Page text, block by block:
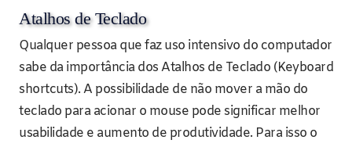
Atalhos de Teclado
Qualquer pessoa que faz uso intensivo do computador
sabe da importância dos Atalhos de Teclado (Keyboard
shortcuts). A possibilidade de não mover a mão do
teclado para acionar o mouse pode significar melhor
usabilidade e aumento de produtividade. Para isso o